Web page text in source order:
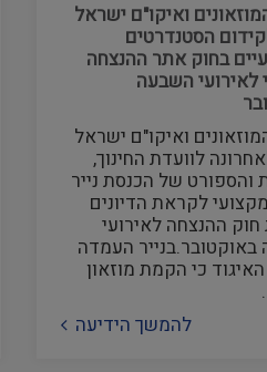
ואיקו"ם ישראל
הסטנדרטים
בחוק אתר ההנצחה
לאירועי השבעה
ואיקו"ם ישראל
לוועדת החינוך,
והספורט של הכנסת נייר
לקראת הדיונים
ההנצחה לאירועי
העמדה
כי הקמת מוזאון
להמשך הידיעה